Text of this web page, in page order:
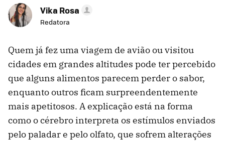
Vika Rosa
Redatora
Quem já fez uma viagem de avião ou visitou
cidades em grandes altitudes pode ter percebido
que alguns alimentos parecem perder o sabor,
enquanto outros ficam surpreendentemente
mais apetitosos. A explicação está na forma
como o cérebro interpreta os estímulos enviados
pelo paladar e pelo olfato, que sofrem alterações